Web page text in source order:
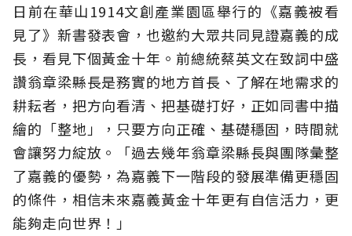
日前在華山1914文創產業園區舉行的《嘉義被看
見了》新書發表會，也邀約大眾共同見證嘉義的成
長，看見下個黃金十年。前總統蔡英文在致詞中盛
讚翁章梁縣長是務實的地方首長、了解在地需求的
耕耘者，把方向看清、把基礎打好，正如同書中描
繪的「整地」，只要方向正確、基礎穩固，時間就
會讓努力綻放。「過去幾年翁章梁縣長與團隊彙整
了嘉義的優勢，為嘉義下一階段的發展準備更穩固
的條件，相信未來嘉義黃金十年更有自信活力，更
能夠走向世界！」